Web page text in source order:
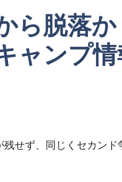
ら脱落
ャンプ
せず、同じくセカン